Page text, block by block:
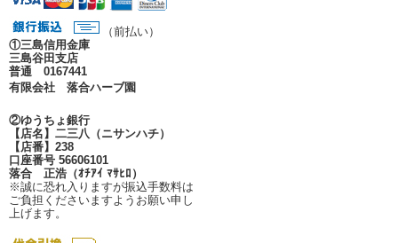
（前払い）
①三島信用金庫
三島谷田支店
普通 0167441
有限会社 落合ハーブ園
②ゆうちょ銀行
【店名】二三八（ニサンハチ）
【店番】238
口座番号 56606101
落合 正浩（ｵﾁｱｲ ﾏｻﾋﾛ）
※誠に恐れ入りますが振込手数料は
ご負担くださいますようお願い申し
上げます。